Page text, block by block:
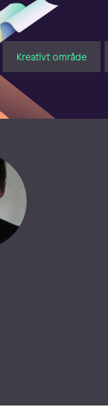
Kreativt område